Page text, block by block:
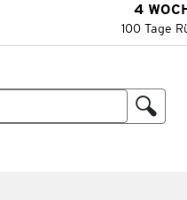
4
100 Tage